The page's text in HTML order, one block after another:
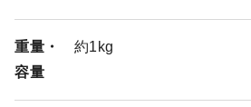
重量・
容量
約1kg